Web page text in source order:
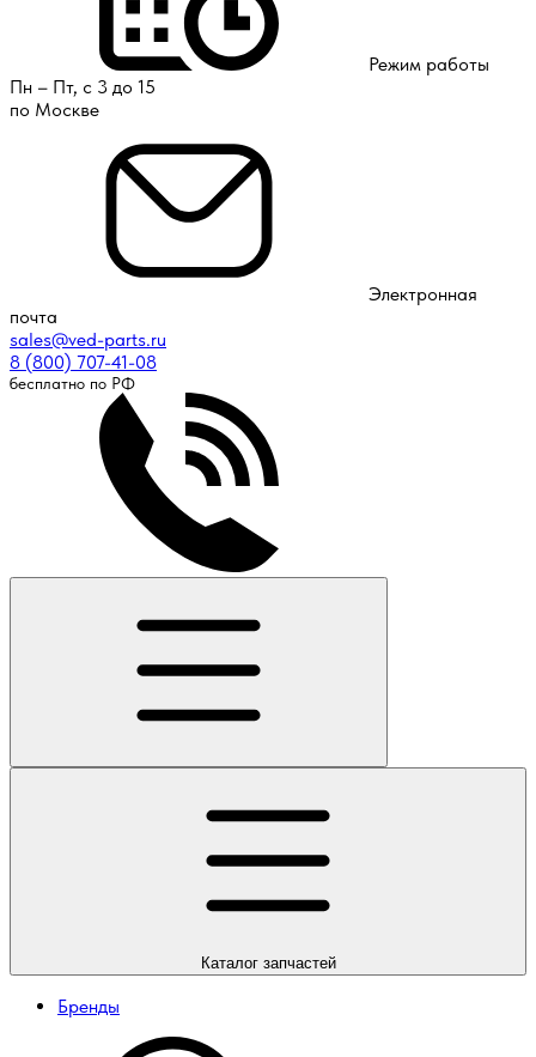
Режим работы
Пн – Пт, с 3 до 15
по Москве
Электронная
почта
sales@ved-parts.ru
8 (800) 707-41-08
бесплатно по РФ
Каталогзапчастей
Бренды